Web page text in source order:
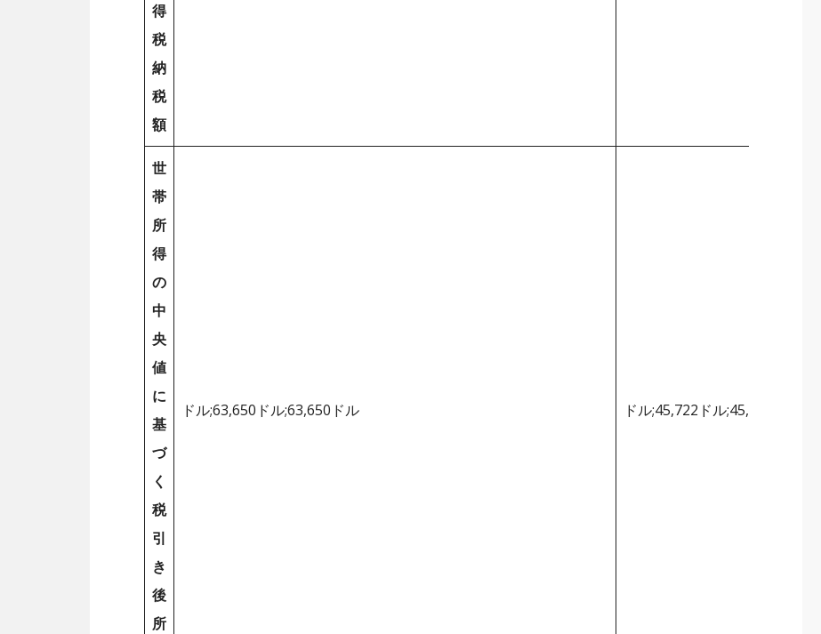
得
税
納
税
額
世
帯
所
得
の
中
央
値
に
基
づ
く
税
引
き
後
所
ドル;63,650ドル;63,650ドル ドル;45,722ドル;45,722ドル